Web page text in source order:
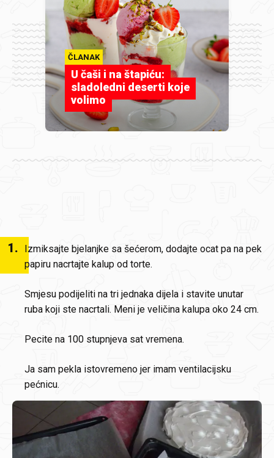
ČLANAK
U čaši i na štapiću:
sladoledni deserti koje
volimo
1.
Izmiksajte bjelanjke sa šećerom, dodajte ocat pa na pek
papiru nacrtajte kalup od torte.
Smjesu podijeliti na tri jednaka dijela i stavite unutar
ruba koji ste nacrtali. Meni je veličina kalupa oko 24 cm.
Pecite na 100 stupnjeva sat vremena.
Ja sam pekla istovremeno jer imam ventilacijsku
pećnicu.